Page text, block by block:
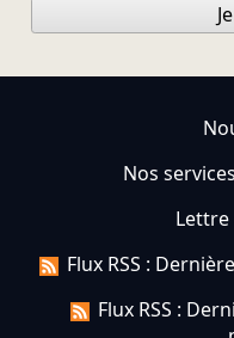
Nos
Flux RSS :
Flux RSS :